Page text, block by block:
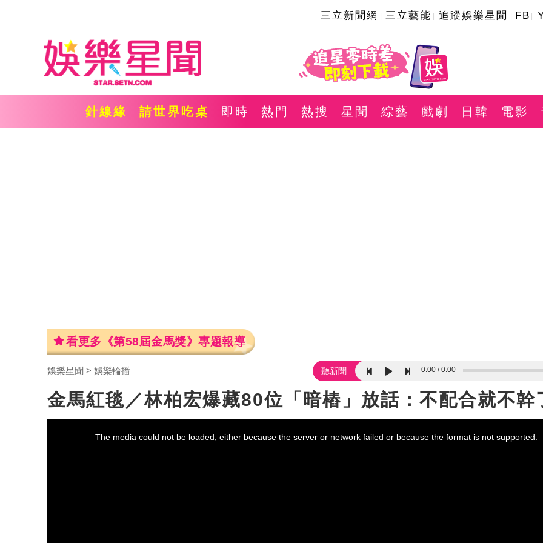
三立新聞網 三立藝能 追蹤娛樂星聞 FB
針線緣 請世界吃桌 即時 熱門 熱搜 星聞 綜藝 戲劇 日韓 電影
看更多《第58屆金馬獎》專題報導
娛樂星聞 娛樂輪播 聽新聞 0:00 0:00
金馬紅毯／林柏宏爆藏80位「暗樁」放話：不配合就不幹
The media could not be loaded, either because the server or network failed or because the format is not supported.